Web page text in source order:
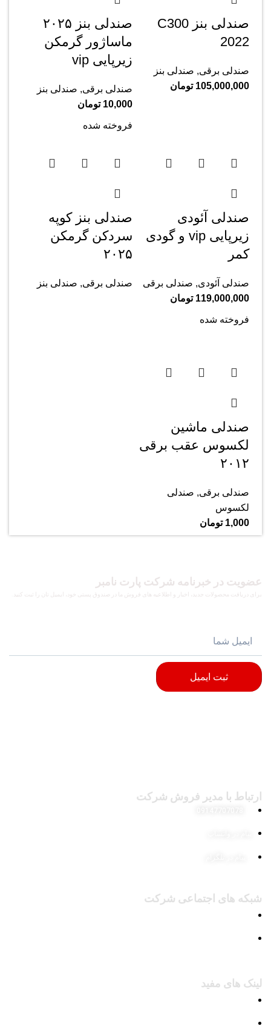
صندلی بنز C300
2022
صندلی برقی, صندلی بنز
105,000,000 تومان
صندلی بنز ۲۰۲۵
ماساژور گرمکن
زیرپایی vip
صندلی برقی, صندلی بنز
10,000 تومان
صندلی آئودی
زیرپایی vip و گودی
کمر
صندلی آئودی, صندلی برقی
119,000,000 تومان
فروخته شده
صندلی بنز کوپه
سردکن گرمکن
۲۰۲۵
صندلی برقی, صندلی بنز
فروخته شده
صندلی ماشین
لکسوس عقب برقی
۲۰۱۲
صندلی برقی, صندلی
لکسوس
1,000 تومان
عضویت در خبرنامه شرکت پارت نامبر
برای دریافت محصولات جدید، اخبار و اطلاعیه های فروش ما در صندوق پستی خود، ایمیل تان را ثبت کنید.
ثبت ایمیل
ارتباط با مدیر فروش شرکت
شبکه های اجتماعی شرکت
لینک های مفید